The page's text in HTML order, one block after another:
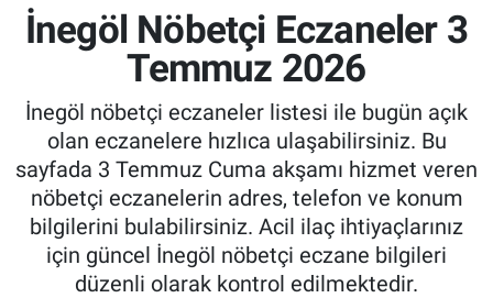
İnegöl Nöbetçi Eczaneler 3
Temmuz 2026
İnegöl nöbetçi eczaneler listesi ile bugün açık
olan eczanelere hızlıca ulaşabilirsiniz. Bu
sayfada 3 Temmuz Cuma akşamı hizmet veren
nöbetçi eczanelerin adres, telefon ve konum
bilgilerini bulabilirsiniz. Acil ilaç ihtiyaçlarınız
için güncel İnegöl nöbetçi eczane bilgileri
düzenli olarak kontrol edilmektedir.
Ekonomi
Güncel
İnanç
Kadın & Aile
Kültür & Sanat
Son Dakika Haberleri
Haber Arşivi